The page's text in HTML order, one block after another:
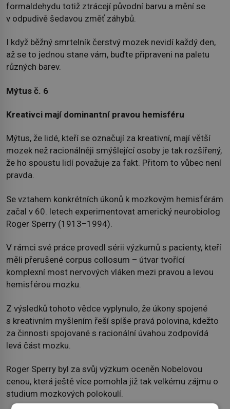
formaldehydu totiž ztrácejí původní barvu a mění se
v odpudivě šedavou změť záhybů.
I když běžný smrtelník čerstvý mozek nevidí každý den,
až se to jednou stane vám, buďte připraveni na paletu
různých barev.
Mýtus č. 6
Kreativci mají dominantní pravou hemisféru
Mýtus, že lidé, kteří se označují za kreativní, mají větší
mozek než racionálněji smýšlející osoby je tak rozšířený,
že ho spoustu lidí považuje za fakt. Přitom to vůbec není
pravda.
Se vztahem konkrétních úkonů k mozkovým hemisférám
začal v 60. letech experimentovat americký neurobiolog
Roger Sperry (1913–1994).
V rámci své práce provedl sérii výzkumů s pacienty, kteří
měli přerušené corpus collosum – útvar tvořící
komplexní most nervových vláken mezi pravou a levou
hemisférou mozku.
Z výsledků tohoto vědce vyplynulo, že úkony spojené
s kreativním myšlením řeší spíše pravá polovina, kdežto
za činnosti spojované s racionální úvahou zodpovídá
levá část mozku.
Roger Sperry byl za svůj výzkum oceněn Nobelovou
cenou, která ještě více pomohla již tak velkému zájmu o
studium mozkových polokoulí.